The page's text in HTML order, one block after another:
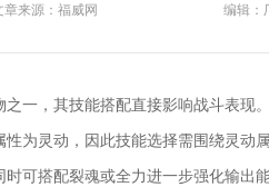
章来源： 福威网 编辑：
之一，其技能搭配直接影响战斗表现
性为灵动，因此技能选择需围绕灵动
时可搭配裂魂或全力进一步强化输